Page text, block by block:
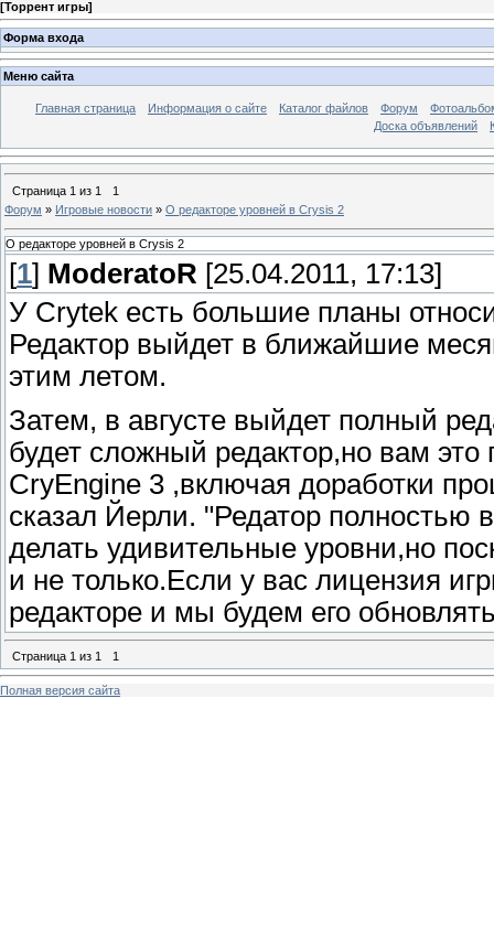
[Торрент игры]
Форма входа
Меню сайта
Главная страница Информация о сайте Каталог файлов Форум
Доска объявлений
Страница 1 из 1
1
Форум » Игровые новости » О редакторе уровней в Crysis 2
О редакторе уровней в Crysis 2
[1] ModeratoR [25.04.2011, 17:13]
У Crytek есть большие планы
Редактор выйдет в ближайшие
этим летом.
Затем, в августе выйдет полный
будет сложный редактор,но вам
CryEngine 3 ,включая доработки
сказал Йерли. "Редатор полностью
делать удивительные уровни,но
и не только.Если у вас лицензия
редакторе и мы будем его
Страница 1 из 1 1
Полная версия сайта